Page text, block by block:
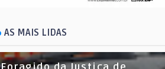
AS MAIS LIDAS